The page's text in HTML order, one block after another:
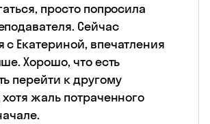
просто попросила
Сейчас
Екатериной, впечатления
Хорошо, что есть
перейти к другому
хотя жаль потраченного